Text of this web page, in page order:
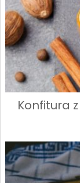
Konfitura